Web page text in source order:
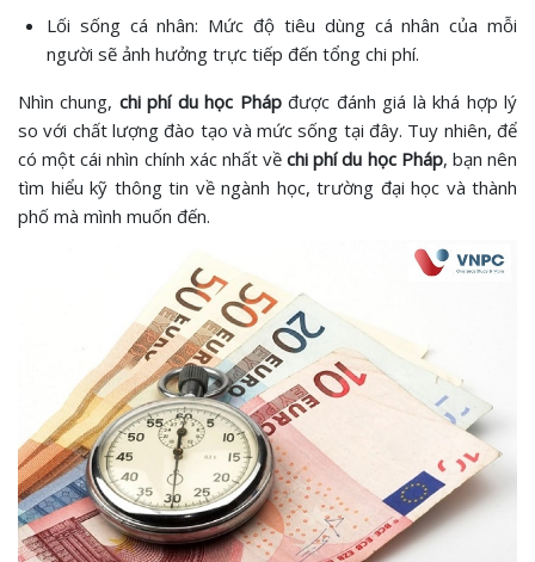
Lối sống cá nhân: Mức độ tiêu dùng cá nhân của mỗi
người sẽ ảnh hưởng trực tiếp đến tổng chi phí.
Nhìn chung, chi phí du học Phápđược đánh giá là khá hợp lý
so với chất lượng đào tạo và mức sống tại đây. Tuy nhiên, để
có một cái nhìn chính xác nhất vềchi phí du học Pháp, bạn nên
tìm hiểu kỹ thông tin về ngành học, trường đại học và thành
phố mà mình muốn đến.